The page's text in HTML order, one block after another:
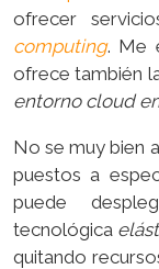
ofrecer
computing. Me
ofrece también
entorno cloud
No se muy bien
puestos a
puede
tecnológica
quitando